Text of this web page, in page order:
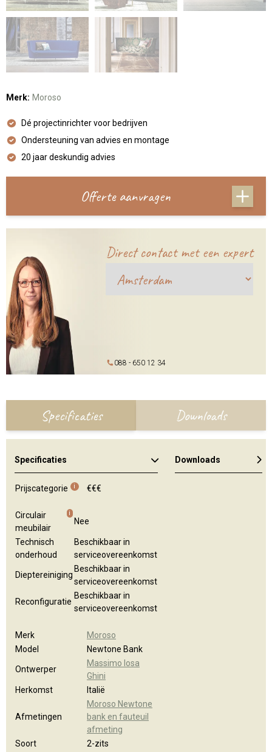
Merk: Moroso
Dé projectinrichter voor bedrijven
Ondersteuning van advies en montage
20 jaar deskundig advies
Offerte aanvragen
Direct contact met een expert
088 - 650 12 34
Specificaties Downloads
Specificaties
Prijscategorie i €€€
Circulair
meubilair
i
Nee
Technisch
onderhoud
Beschikbaar in
serviceovereenkomst
Dieptereiniging
Beschikbaar in
serviceovereenkomst
Reconfiguratie
Beschikbaar in
serviceovereenkomst
Merk
Moroso
Model
Newtone Bank
Ontwerper
Massimo Iosa
Ghini
Herkomst
Italië
Afmetingen
Moroso Newtone
bank en fauteuil
afmeting
Soort
2-zits
Downloads